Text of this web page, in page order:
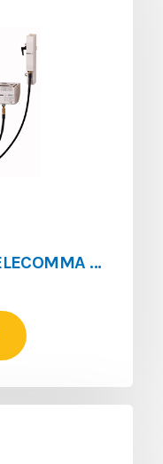
VEROULLAGE MEC P TELECOMMA NZM4-XMVR